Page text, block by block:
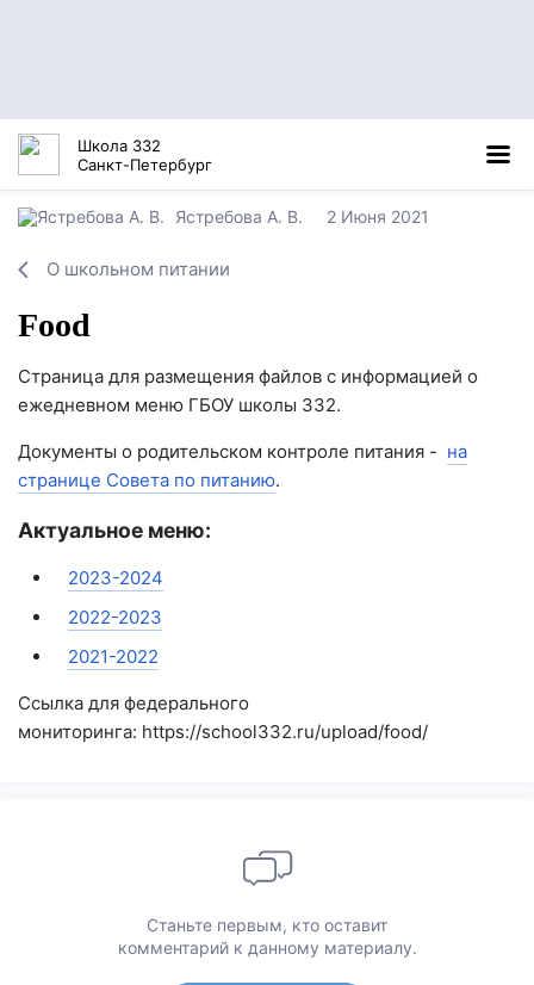
Школа 332
Санкт-Петербург
Ястребова А. В. 2 Июня 2021
О школьном питании
Food
Страница для размещения файлов с информацией о
ежедневном меню ГБОУ школы 332.
Документы о родительском контроле питания - на
странице Совета по питанию.
Актуальное меню:
2023-2024
2022-2023
2021-2022
Ссылка для федерального
мониторинга: https://school332.ru/upload/food/
Станьте первым, кто оставит
комментарий к данному материалу.